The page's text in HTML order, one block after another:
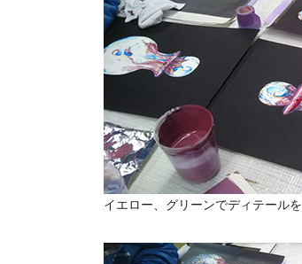
イエロー、グリーンでディテールを